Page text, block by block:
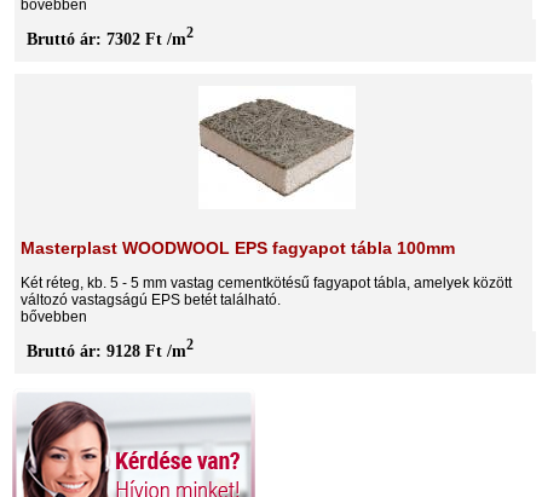
bővebben
Bruttó ár: 7302 Ft /m2
Masterplast WOODWOOL EPS fagyapot tábla 100mm
Két réteg, kb. 5 - 5 mm vastag cementkötésű fagyapot tábla, amelyek között
változó vastagságú EPS betét található.
bővebben
Bruttó ár: 9128 Ft /m2